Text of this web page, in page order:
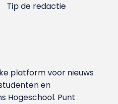
Tip de redactie
platform voor nieuws
en
Hoge­school. Punt